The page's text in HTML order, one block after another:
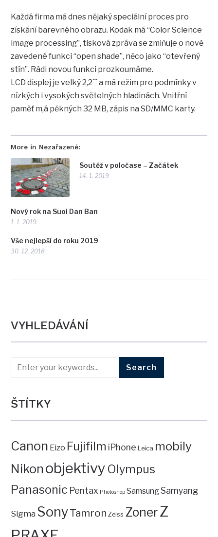
More in Nezařazené:
Soutěž v poločase – Začátek
14. 1. 2019
Nový rok na Suoi Dan Ban
1. 1. 2019
Vše nejlepší do roku 2019
30. 12. 2018
Každá firma má dnes nějaký speciální proces pro
získání barevného obrazu. Kodak má “Color Science
image processing”, tisková zpráva se zmiňuje o nově
zavedené funkci “open shade”, něco jako “otevřený
stín”. Rádi novou funkci prozkoumáme.
LCD displej je velký 2,2´´ a má režim pro podmínky v
nízkých i vysokých světelných hladinách. Vnitřní
paměť m,á pěkných 32 MB, zápis na SD/MMC karty.
VYHLEDÁVÁNÍ
ŠTÍTKY
Canon Eizo Fujifilm iPhone Leica mobily
Nikon objektivy Olympus
Panasonic Pentax Photoshop SamsungSamyang
Sigma SonyTamron Zeiss ZonerZ